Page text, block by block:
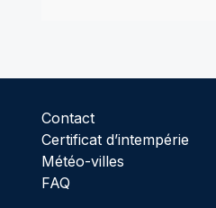
Contact
Certificat d’intempérie
Météo-villes
FAQ